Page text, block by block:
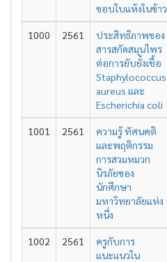
ขอบใบแห้งในข้าว
1000 2561
ประสิทธิภาพของ
สารสกัดสมุนไพร
ต่อการยับยั้งเชื้อ
Staphylococcus
aureus และ
Escherichia coli
1001 2561
ความรู้ ทัศนคติ
และพฤติกรรม
การสวมหมวก
นิรภัยของ
นักศึกษา
มหาวิทยาลัยแห่ง
หนึ่ง
1002 2561
ครูกับการ
แนะแนวใน